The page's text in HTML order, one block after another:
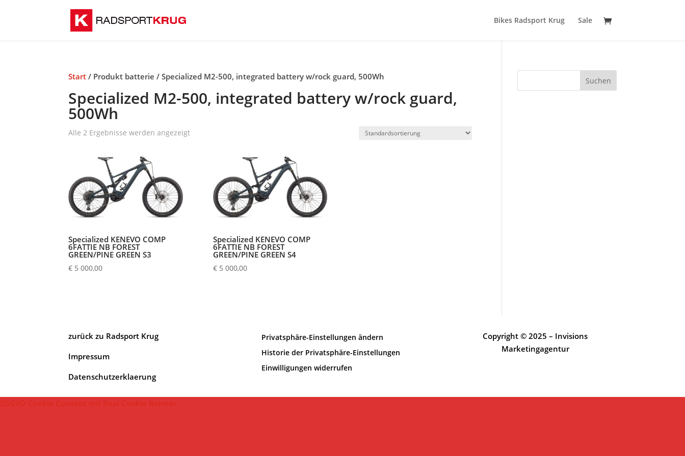
Bikes Radsport Krug Sale
Start / Produkt batterie / Specialized M2-500, integrated battery w/rock guard, 500Wh
Specialized M2-500, integrated battery w/rock guard,
500Wh
Alle 2 Ergebnisse werden angezeigt
Specialized KENEVO COMP
6FATTIE NB FOREST
GREEN/PINE GREEN S3
€ 5 000,00
Specialized KENEVO COMP
6FATTIE NB FOREST
GREEN/PINE GREEN S4
€5 000,00
Suchen
zurück zu Radsport Krug
Impressum
Datenschutzerklaerung
Privatsphäre-Einstellungen ändern
Historie der Privatsphäre-Einstellungen
Einwilligungen widerrufen
Copyright © 2025 – Invisions
Marketingagentur
DSGVO Cookie Consent mit Real Cookie Banner